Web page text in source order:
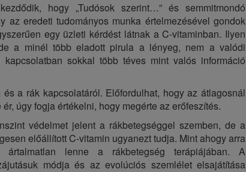
hogy „Tudósok szerint…” és semmitmondó
az eredeti tudományos munka értelmezésével gondok
egy üzleti kérdést látnak a C-vitaminban. Ilyen
a minél több eladott pirula a lényeg, nem a valódi
sokkal több téves mint valós információ
a rák kapcsolatáról. Előfordulhat, hogy az átlagosnál
úgy fogja értékelni, hogy megérte az erőfeszítés.
védelmet jelent a rákbetegséggel szemben, de a
előállított C-vitamin ugyanezt tudja. Mint ahogy arra
lenne a rákbetegség terápiájában. A
módja és az evolúciós szemlélet elsajátítása